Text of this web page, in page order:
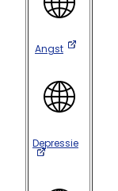
Angst
Depressie